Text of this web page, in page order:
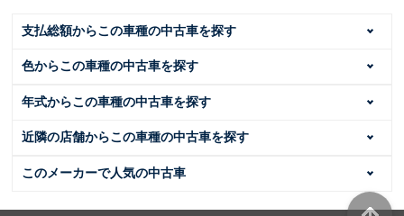
支払総額からこの車種の中古車を探す
色からこの車種の中古車を探す
年式からこの車種の中古車を探す
近隣の店舗からこの車種の中古車を探す
このメーカーで人気の中古車